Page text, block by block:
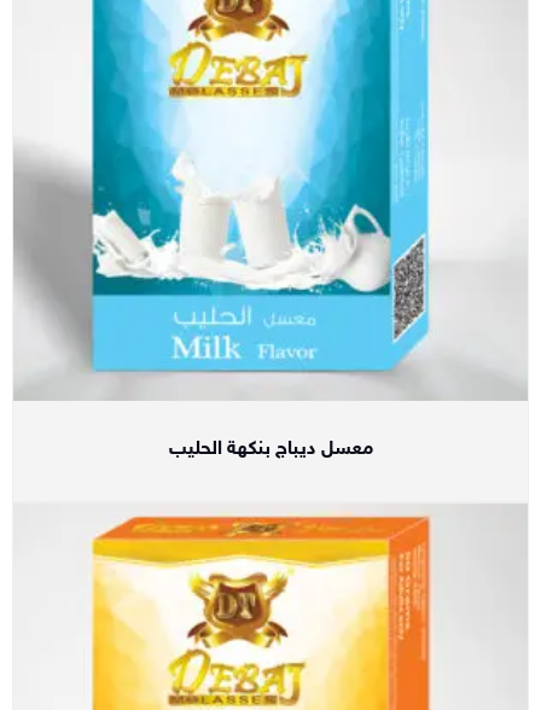
معسل ديباج بنكهة الحليب